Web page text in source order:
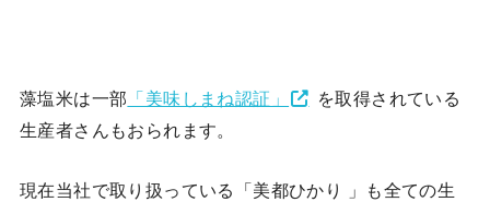
藻塩米は一部 「美味しまね認証」
を取得されている
生産者さんもおられます。
現在当社で取り扱っている「美都ひかり 」も全ての生